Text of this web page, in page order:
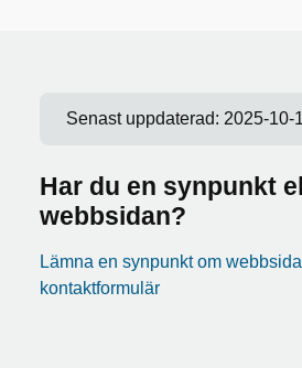
Senast uppdaterad: 2025-10-
Har du en synpunkt
webbsidan?
Lämna en synpunkt om
kontaktformulär